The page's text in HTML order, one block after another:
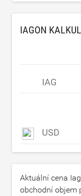
IAGON
IAG
USD
Aktuální cena
obchodní objem